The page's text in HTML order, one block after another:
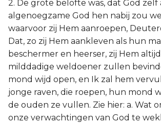
2. De grote belofte was, dat God zelf
algenoegzame God hen nabij zou
waarvoor zij Hem aanroepen,
Dat, zo zij Hem aankleven als hun
beschermer en heerser, zij Hem
milddadige weldoener zullen
mond wijd open, en Ik zal hem
jonge raven, die roepen, hun mond
de ouden ze vullen. Zie hier: a. Wat
onze verwachtingen van God te